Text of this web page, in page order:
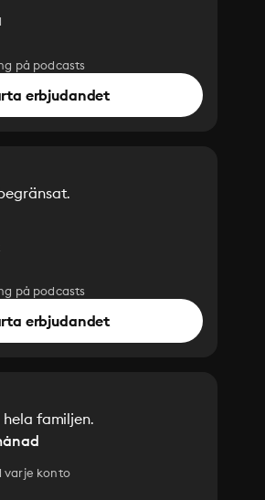
på podcasts
erbjudandet
på podcasts
erbjudandet
familjen.
varje konto